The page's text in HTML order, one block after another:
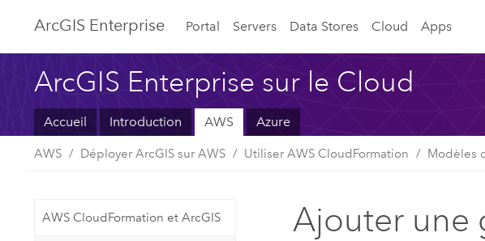
ArcGIS Enterprise Portal Servers Data Stores Cloud Apps
ArcGIS Enterprise sur le Cloud
Accueil Introduction AWS Azure
AWS Déployer ArcGIS sur AWS Utiliser AWS CloudFormation Modèles
AWS CloudFormation et ArcGIS
Ajouter une